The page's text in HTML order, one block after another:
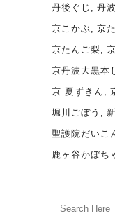
丹後ぐじ
丹
京こかぶ
京
京たんご梨
京丹波大黒本
京 夏ずきん
堀川ごぼう
聖護院だいこ
鹿ヶ谷かぼち